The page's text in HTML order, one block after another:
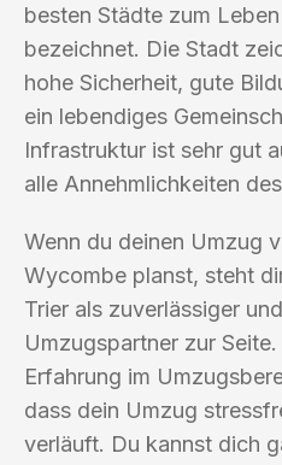
besten Städte zum
bezeichnet. Die Stadt
hohe Sicherheit, gute
ein lebendiges
Infrastruktur ist sehr gut
alle Annehmlichkeiten
Wenn du deinen Umzug
Wycombe planst, steht
Trier als zuverlässiger
Umzugspartner zur
Erfahrung im
dass dein Umzug
verläuft. Du kannst dich